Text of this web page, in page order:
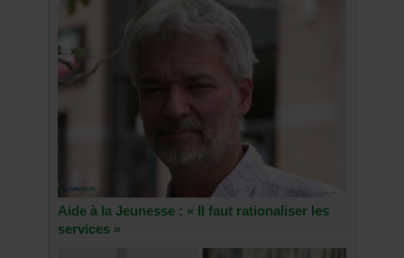
Aide à la Jeunesse : « Il faut rationaliser les
services »